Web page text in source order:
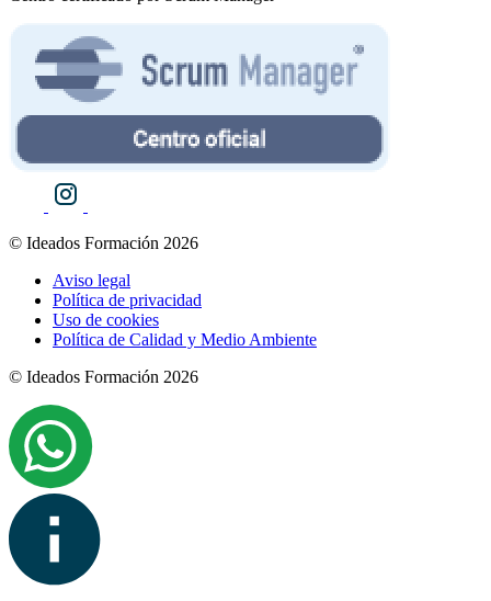
© Ideados Formación 2026
Aviso legal
Política de privacidad
Uso de cookies
Política de Calidad y Medio Ambiente
© Ideados Formación 2026